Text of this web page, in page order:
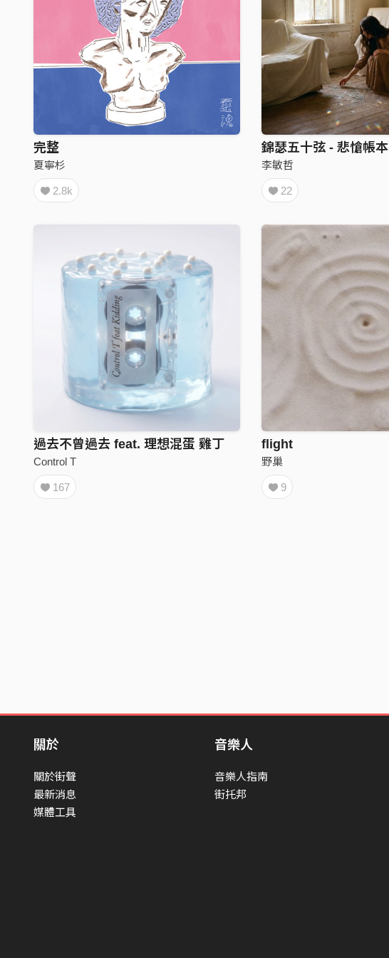
完整
夏寧杉
2.8k
錦瑟五十弦 - 悲愴帳本
李敏哲
22
過去不曾過去 feat. 理想混蛋 雞丁
Control T
167
flight
野巢
9
關於
關於街聲
最新消息
媒體工具
音樂人
音樂人指南
街托邦